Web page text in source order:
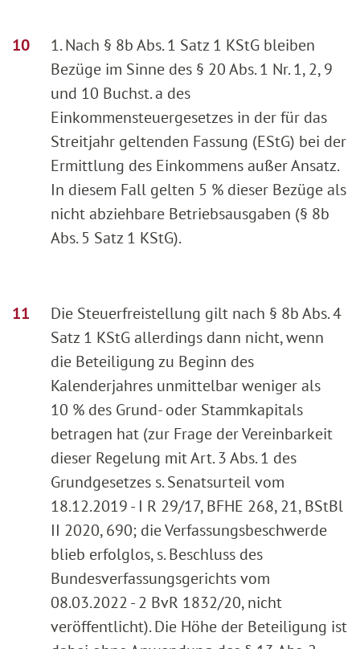
1. Nach § 8b Abs. 1 Satz 1 KStG bleiben
Bezüge im Sinne des § 20 Abs. 1 Nr. 1, 2, 9
und 10 Buchst. a des
Einkommensteuergesetzes in der für das
Streitjahr geltenden Fassung (EStG) bei der
Ermittlung des Einkommens außer Ansatz.
In diesem Fall gelten 5 % dieser Bezüge als
nicht abziehbare Betriebsausgaben (§ 8b
Abs. 5 Satz 1 KStG).
Die Steuerfreistellung gilt nach § 8b Abs. 4
Satz 1 KStG allerdings dann nicht, wenn
die Beteiligung zu Beginn des
Kalenderjahres unmittelbar weniger als
10 % des Grund- oder Stammkapitals
betragen hat (zur Frage der Vereinbarkeit
dieser Regelung mit Art. 3 Abs. 1 des
Grundgesetzes s. Senatsurteil vom
18.12.2019 - I R 29/17, BFHE 268, 21, BStBl
II 2020, 690; die Verfassungsbeschwerde
blieb erfolglos, s. Beschluss des
Bundesverfassungsgerichts vom
08.03.2022 - 2 BvR 1832/20, nicht
veröffentlicht). Die Höhe der Beteiligung ist